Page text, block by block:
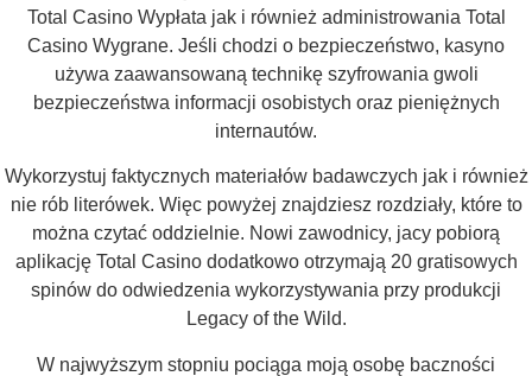
Total Casino Wypłata jak i również administrowania Total
Casino Wygrane. Jeśli chodzi o bezpieczeństwo, kasyno
używa zaawansowaną technikę szyfrowania gwoli
bezpieczeństwa informacji osobistych oraz pieniężnych
internautów.
Wykorzystuj faktycznych materiałów badawczych jak i również
nie rób literówek. Więc powyżej znajdziesz rozdziały, które to
można czytać oddzielnie. Nowi zawodnicy, jacy pobiorą
aplikację Total Casino dodatkowo otrzymają 20 gratisowych
spinów do odwiedzenia wykorzystywania przy produkcji
Legacy of the Wild.
W najwyższym stopniu pociąga moją osobę baczności